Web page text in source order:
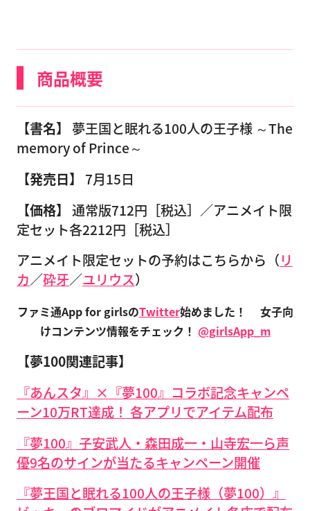
商品概要
【書名】
夢王国と眠れる100人の王子様 ～The
memory of Prince～
【発売日】
7月15日
【価格】 通常版712円［税込］／アニメイト限
定セット各2212円［税込］
アニメイト限定セットの予約はこちらから（リ
カ／砕牙／ユリウス）
ファミ通App for girlsのTwitter始めました！
女子向
けコンテンツ情報をチェック！ @girlsApp_m
【夢100関連記事】
『あんスタ』×『夢100』コラボ記念キャンペ
ーン10万RT達成！ 各アプリでアイテム配布
『夢100』子安武人・森田成一・山寺宏一ら声
優9名のサインが当たるキャンペーン開催
『夢王国と眠れる100人の王子様（夢100）』